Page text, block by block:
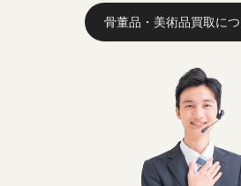
骨董品・美術品買取に